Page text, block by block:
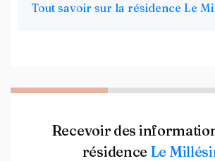
Tout savoir sur la résidence Le
Recevoir des
résidence Le